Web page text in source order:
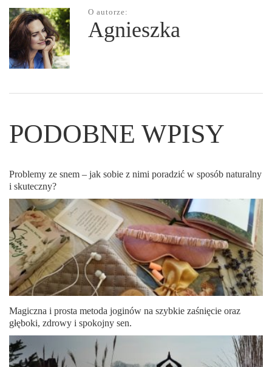
O autorze:
Agnieszka
PODOBNE WPISY
Problemy ze snem – jak sobie z nimi poradzić w sposób naturalny
i skuteczny?
Magiczna i prosta metoda joginów na szybkie zaśnięcie oraz
głęboki, zdrowy i spokojny sen.